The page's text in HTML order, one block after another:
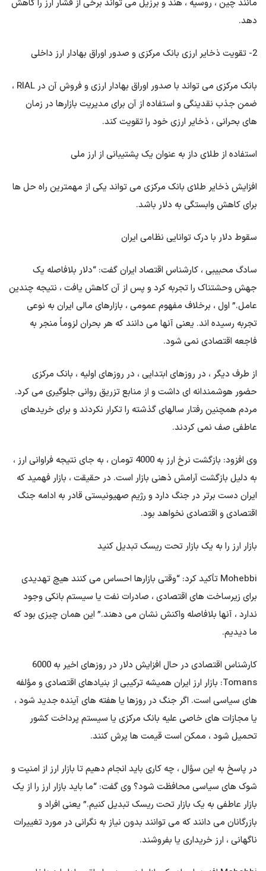
مانند چین ، روسیه ، هند و برزیل می تواند برخی از فشار ارز را کاهش
دهد.
2- تقویت ذخایر ارزی بانک مرکزی و صدور اوراق بهادار ارز داخلی
بانک مرکزی می تواند با صدور اوراق بهادار ارزی و فروش آن در RIAL ،
ضمن جذب نقدینگی و استفاده از آن برای مدیریت بازارها در زمان
های بحرانی ، ذخایر ارزی خود را تقویت کند.
استفاده از طلای داز به عنوان یک پشتیبانی از ارز ملی
افزایش ذخایر طلای بانک مرکزی می تواند یکی از مهمترین راه حل ها
برای کاهش وابستگی به دلار باشد.
سقوط دلار با درک توانایی نظامی ایران
سادگ محبیبی ، کارشناس اقتصاد ایران گفت: “دلار بلافاصله یک
جهش وحشتناک را تجربه کرد و پس از آن کاهش یافت ، نتیجه چندین
عامل.” اول ، برخلاف مفهوم عمومی ، بازارهای مالی ایران به نوعی
تجربه رسیده اند. یعنی آنها می دانند که هر بحران لزوماً منجر به
فاجعه اقتصادی نمی شود.
از طرف دیگر ، در روزهای ابتدایی ، در روزهای اولیه ، بانک مرکزی
حضور هوشمندانه ای داشت و از منابع تزریق روانی جلوگیری می کرد.
مردم همچنین رفتار سالهای گذشته را تکرار نکردند و برای خریدهای
عاطفی صف نمی کردند.
وی افزود: بازگشت نرخ ارز به 4000 تومان ، به جای نتیجه فراوانی ارز ،
به دلیل بازگشت آرامش ذهنی بازار است. در حقیقت ، بازار فهمید که
ایران دست برتر در جنگ دارد و رژیم صهیونیستی قادر به ادامه جنگ
اقتصادی و اقتصادی نخواهد بود.
بازار ارز را به یک بازار تحت ریسک تبدیل کنید
Mohebbi تأکید کرد: “وقتی بازارها احساس می کنند هیچ تهدیدی
برای زیرساخت های اقتصادی ، صادرات نفت یا سیستم بانکی وجود
ندارد ، آنها بلافاصله واکنش نشان می دهند.” این همان چیزی بود که
ما دیدیم.
کارشناس اقتصادی در حال افزایش دلار در روزهای اخیر به 6000
Tomans: بازار ارز ایران همیشه ترکیبی از بنیادهای اقتصادی و مؤلفه
های سیاسی است. اگر جنگ در روزها یا هفته های آینده جدید شود ،
یا مجازات های خاصی علیه بانک مرکزی یا سیستم پرداخت کشور
تحمیل شود ، ممکن است قیمت ها پرش کنند.
در پاسخ به این سؤال ، چه کاری باید انجام دهیم تا بازار ارز از امنیت و
شوک های سیاسی محافظت شود؟ وی گفت: “ما باید بازار ارز را از یک
بازار عاطفی به یک بازار تحت ریسک تبدیل کنیم.” یعنی افراد و
بازرگانان می دانند که می توانند بدون نیاز به نگرانی در مورد تغییرات
ناگهانی ، ارز خریداری یا بفروشند.